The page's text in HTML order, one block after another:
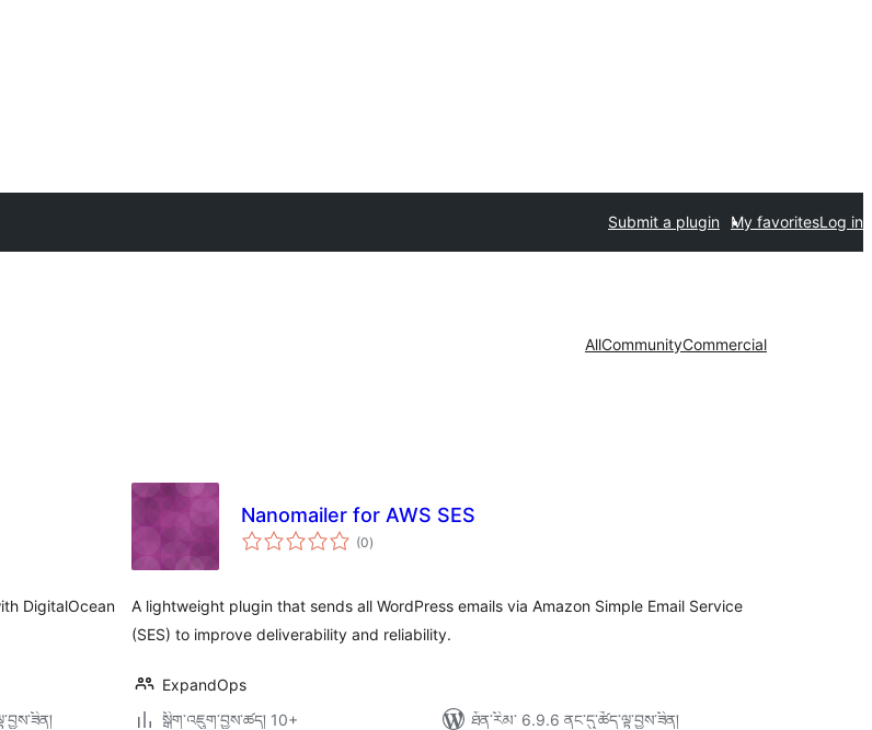
Submit a plugin My favoritesLog in
AllCommunityCommercial
DigitalOcean
Nanomailer for AWS SES
(0གདེང་
འཇོག་
)
A lightweight plugin that sends all WordPress emails via Amazon Simple Email Service
(SES) to improve deliverability and reliability.
ExpandOps
སྒྲིག་འཇུག་བྱས་ཚད། 10+
ཐོན་རིམ་ 6.9.6 ནང་དུ་ཚོད་ལྟ་བྱས་ཟིན།